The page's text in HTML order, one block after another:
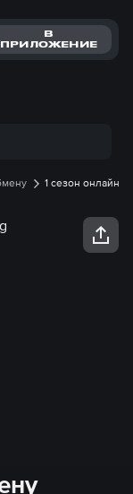
В
ПРИЛОЖЕНИЕ
1 сезон онлайн